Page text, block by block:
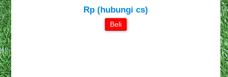
Rp (hubungi cs)
Beli